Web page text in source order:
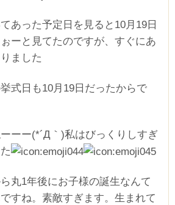
あった予定日を見ると10月19日
ーと見てたのですが、すぐにあ
ました
式日も10月19日だったからで
ーー(*´Д｀)私はびっくりしすぎ
丸1年後にお子様の誕生なんて
すね。素敵すぎます。生まれて